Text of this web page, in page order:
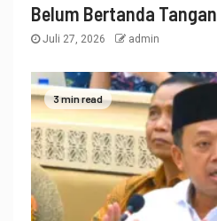
Belum Bertanda Tangan
Juli 27, 2026 admin
3 min read